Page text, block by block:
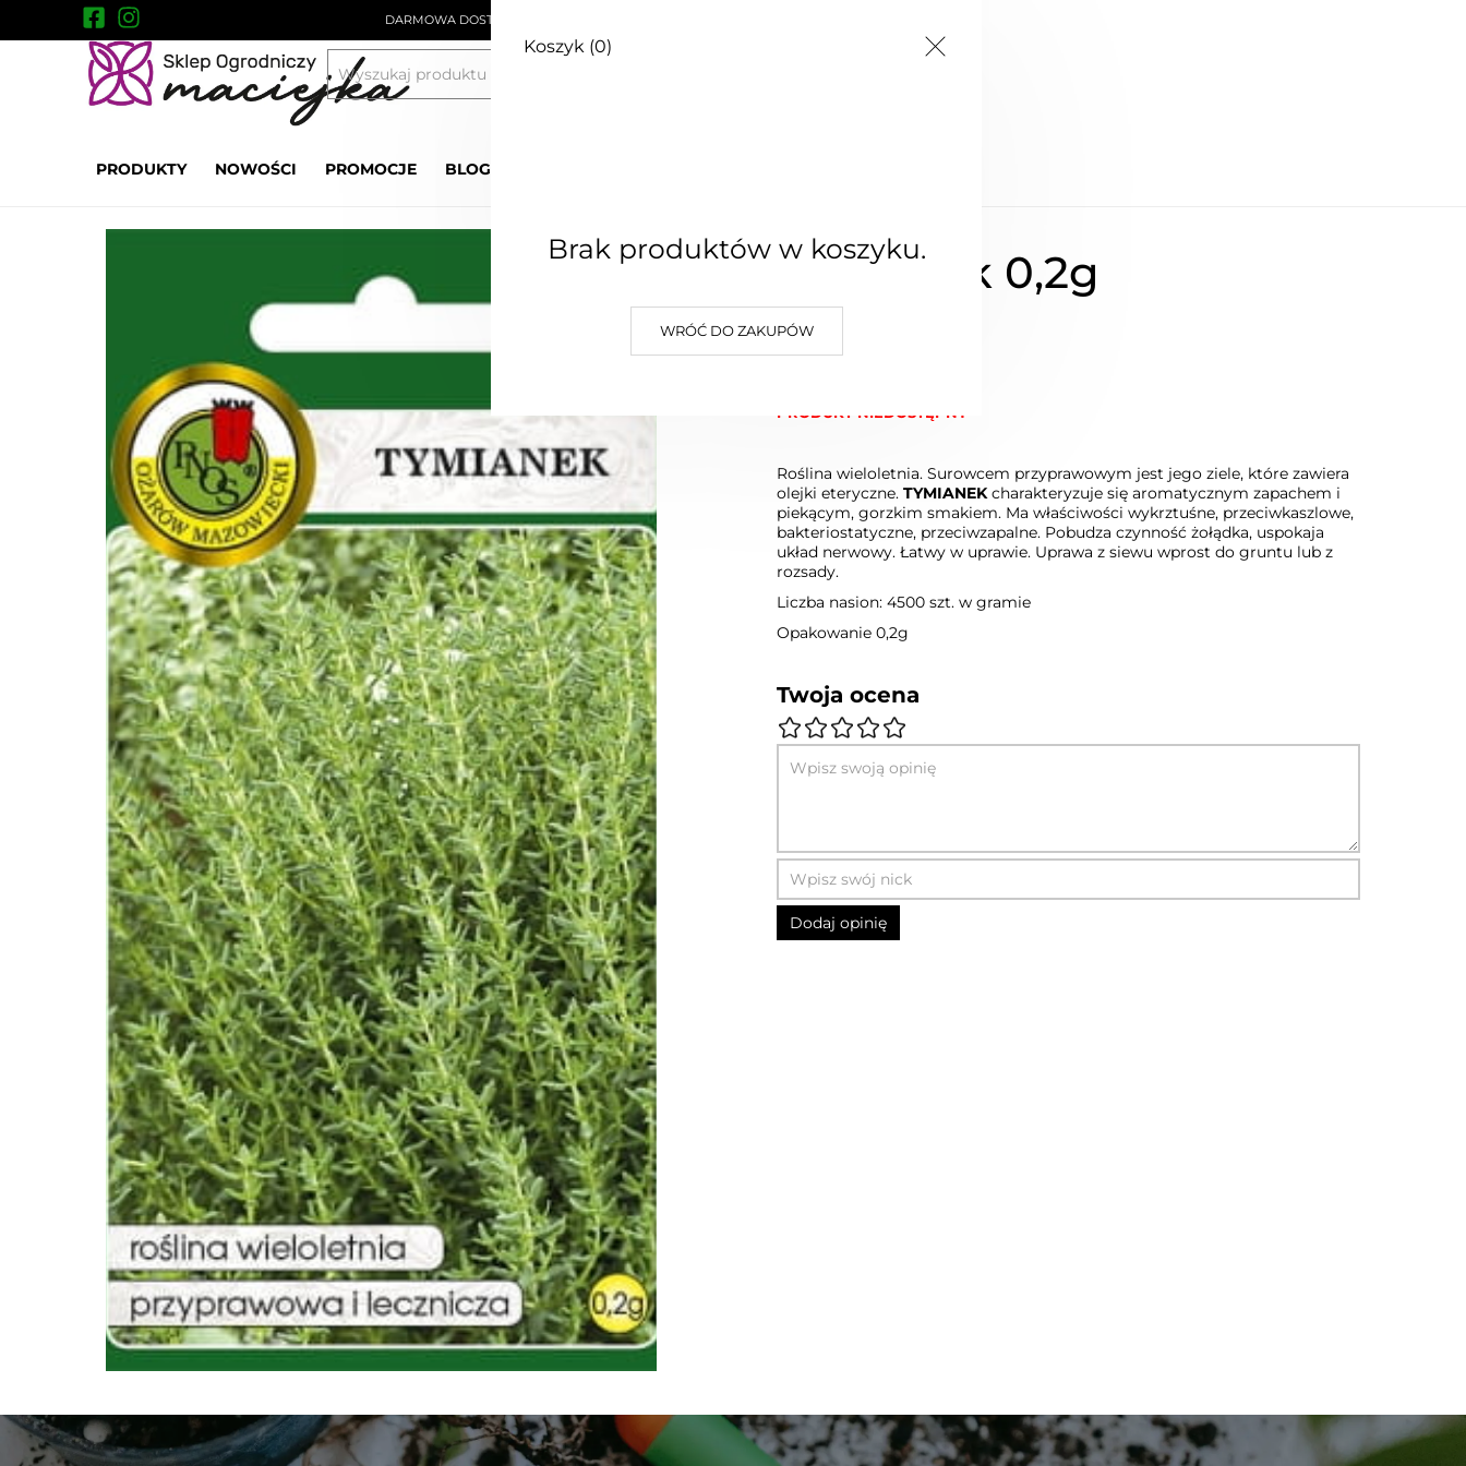
DARMOWA DOSTAWA OD 250zł
PRODUKTY NOWOŚCI PROMOCJE BLOG
Koszyk (0)
Brak produktów w koszyku.
WRÓĆ DO ZAKUPÓW
Nasiona ziół Tymianek 0,2g
Tymianek 0,2g
2,70 zł
Najniższa cena z 30 dni: 2,70 zł
PRODUKT NIEDOSTĘPNY
Roślina wieloletnia. Surowcem przyprawowym jest jego ziele, które zawiera
olejki eteryczne. TYMIANEKcharakteryzuje się aromatycznym zapachem i
piekącym, gorzkim smakiem. Ma właściwości wykrztuśne, przeciwkaszlowe,
bakteriostatyczne, przeciwzapalne. Pobudza czynność żołądka, uspokaja
układ nerwowy. Łatwy w uprawie. Uprawa z siewu wprost do gruntu lub z
rozsady.
Liczba nasion: 4500 szt. w gramie
Opakowanie 0,2g
Twoja ocena